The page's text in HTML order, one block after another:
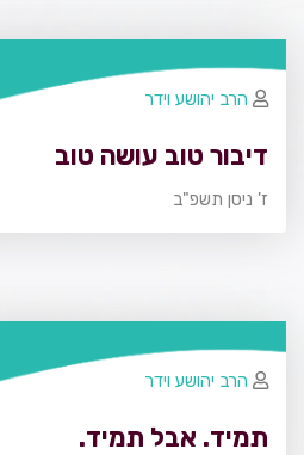
דיבור טוב עושה טוב
ז' ניסן תשפ"ב
הרב יהושע וידר
תמיד. אבל תמיד.
הרב יהושע וידר